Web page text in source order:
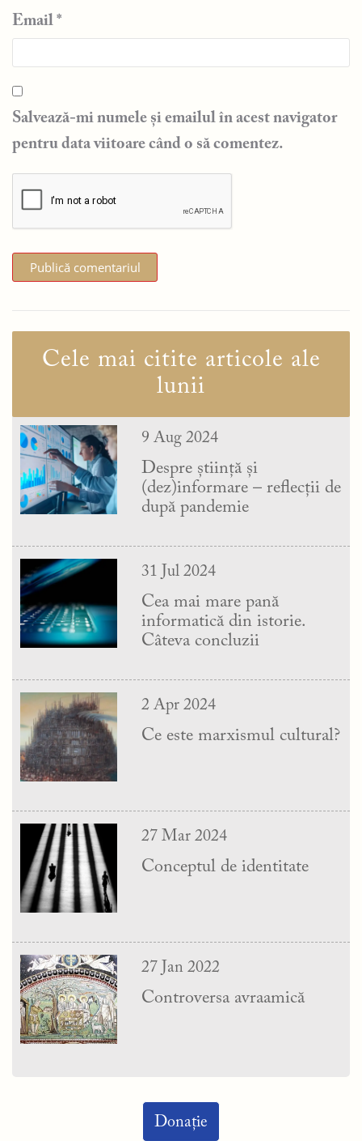
Email *
Salvează-mi numele și emailul în acest navigator
pentru data viitoare când o să comentez.
Cele mai citite articole ale
lunii
9 Aug 2024
Despre știință și
(dez)informare – reflecții de
după pandemie
31 Jul 2024
Cea mai mare pană
informatică din istorie.
Câteva concluzii
2 Apr 2024
Ce este marxismul cultural?
27 Mar 2024
Conceptul de identitate
27 Jan 2022
Controversa avraamică
Donație